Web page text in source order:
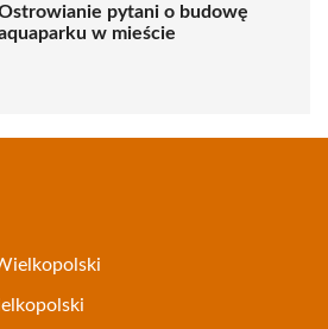
pytani o budowę
w mieście